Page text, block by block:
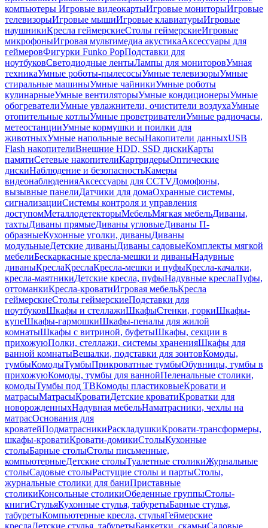
компьютеры Игровые видеокартыИгровые мониторыИгровые
телевизорыИгровые мышиИгровые клавиатурыИгровые
наушникиКресла геймерскиеСтолы геймерскиеИгровые
микрофоныИгровая мультимедиа акустикаАксессуары для
геймеровФигурки Funko PopПодставки для
ноутбуковСветодиодные лентыЛампы для мониторовУмная
техникаУмные роботы-пылесосыУмные телевизорыУмные
стиральные машиныУмные чайникиУмные роботы
кулинарныеУмные вентиляторыУмные кондиционерыУмные
обогревателиУмные увлажнители, очистители воздухаУмные
отопительные котлыУмные проветривателиУмные радиочасы,
метеостанцииУмные кормушки и поилки для
животныхУмные напольные весыНакопители данныхUSB
Flash накопителиВнешние HDD, SSD дискиКарты
памятиСетевые накопителиКартридерыОптические
дискиНаблюдение и безопасностьКамеры
видеонаблюденияАксессуары для CCTVДомофоны,
вызывные панелиДатчики для домаОхранные системы,
сигнализацииСистемы контроля и управления
доступомМеталлодетекторыМебельМягкая мебельДиваны,
тахтыДиваны прямыеДиваны угловыеДиваны П-
образныеКухонные уголки, диваныДиваны
модульныеДетские диваныДиваны садовыеКомплекты мягкой
мебелиБескаркасные кресла-мешки и диваныНадувные
диваныКреслаКреслаКресла-мешки и пуфыКресла-качалки,
кресла-маятникиДетские кресла, пуфыНадувные креслаПуфы,
оттоманкиКресла-кроватиИгровая мебельКресла
геймерскиеСтолы геймерскиеПодставки для
ноутбуковШкафы и стеллажиШкафыСтенки, горкиШкафы-
купеШкафы-гармошкиШкафы-пеналы для жилой
комнатыШкафы с витриной, буфетыШкафы, секции в
прихожуюПолки, стеллажи, системы храненияШкафы для
ванной комнатыВешалки, подставки для зонтовКомоды,
тумбыКомодыТумбыПрикроватные тумбыОбувницы, тумбы в
прихожуюКомоды, тумбы для ваннойПеленальные столики,
комодыТумбы под ТВКомоды пластиковыеКровати и
матрасыМатрасыКроватиДетские кроватиКроватки для
новорожденныхНадувная мебельНаматрасники, чехлы на
матрасОснования для
кроватейПодматрасникиРаскладушкиКровати-трансформеры,
шкафы-кроватиКровати-домикиСтолыКухонные
столыБарные столыСтолы письменные,
компьютерныеДетские столыТуалетные столикиЖурнальные
столыСадовые столыРастущие столы и партыСтолы,
журнальные столики для баниПриставные
столикиКонсольные столикиОбеденные группыСтолы-
книгиСтульяКухонные стулья, табуретыБарные стулья,
табуретыКомпьютерные кресла, стульяГеймерские
креслаДетские стулья, табуретыБанкетки, скамьиСадовые